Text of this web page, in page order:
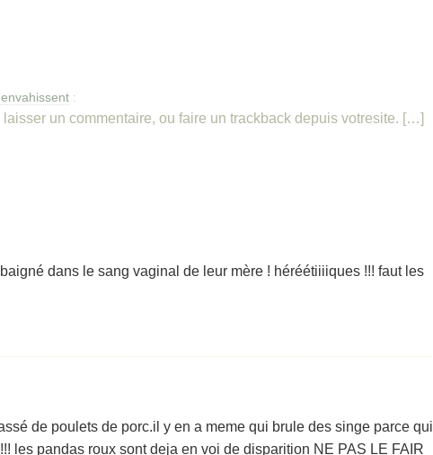
:
un commentaire, ou faire un trackback depuis votresite. […]
dans le sang vaginal de leur mère ! héréétiiiiques !!! faut les
de poulets de porc.il y en a meme qui brule des singe parce quil
les pandas roux sont deja en voi de disparition NE PAS LE FAIR